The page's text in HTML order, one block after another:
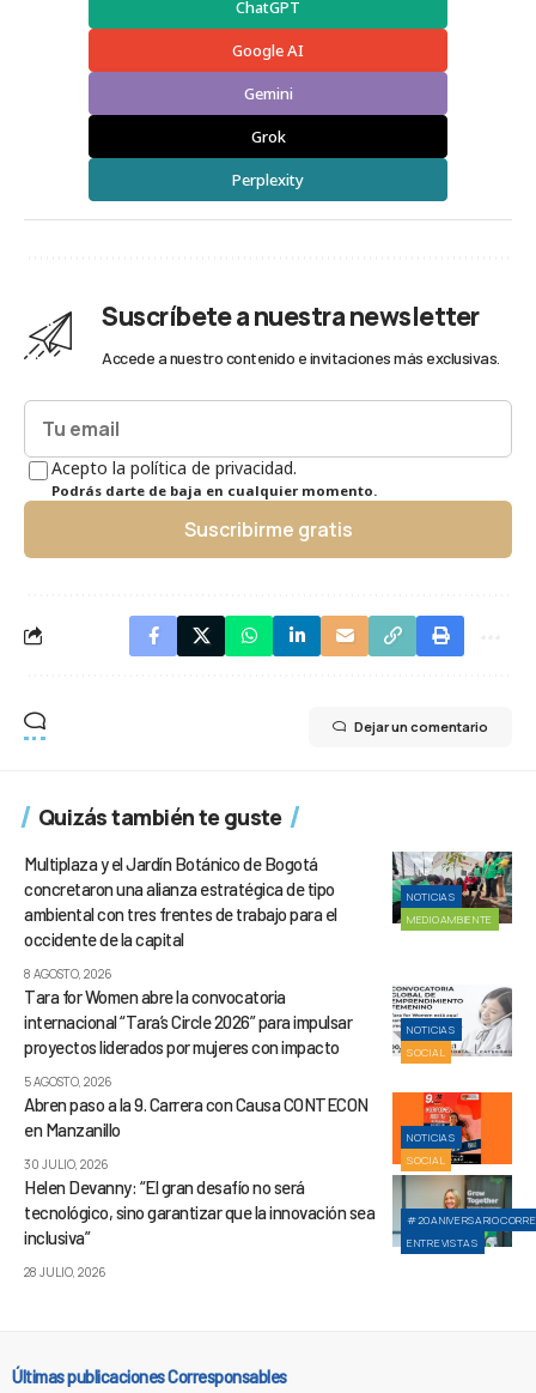
ChatGPT
Google AI
Gemini
Grok
Perplexity
Suscríbete a nuestra newsletter
Accede a nuestro contenido e invitaciones más exclusivas.
Acepto la política de privacidad.
Podrás darte de baja en cualquier momento.
Suscribirme gratis
Dejar un comentario
Quizás también te guste
NOTICIAS
MEDIOAMBIENTE
Multiplaza y el Jardín Botánico de Bogotá
concretaron una alianza estratégica de tipo
ambiental con tres frentes de trabajo para el
occidente de la capital
8 AGOSTO, 2026
NOTICIAS
SOCIAL
Tara for Women abre la convocatoria
internacional “Tara’s Circle 2026” para impulsar
proyectos liderados por mujeres con impacto
5 AGOSTO, 2026
NOTICIAS
SOCIAL
Abren paso a la 9. Carrera con Causa CONTECON
en Manzanillo
30 JULIO, 2026
ENTREVISTAS
Helen Devanny: “El gran desafío no será
tecnológico, sino garantizar que la innovación sea
inclusiva”
28 JULIO, 2026
Últimas publicaciones Corresponsables